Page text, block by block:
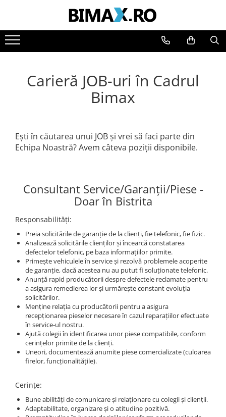
Toate Produsele
Triciclete Electrice
➔ Cu 1 Loc
➔ Adulti - 2 Locuri
➔ Adulti - cu Cabina
➔ Cu Cabina fara Permis
➔ Cu Cabina Inchisa
➔ Cu Remorca
➔ Cu Volan
➔ Fara Permis
➔ 4000W
⬇ MARCI
➔ Volta
➔ Kuba
➔ Jinpeng/AMR
➔ RDB
➔ Ruris
➔ Arora
Baterii
Camere
Carieră JOB-uri în Cadrul
Bimax
Ești în căutarea unui JOB și vrei să faci parte din
Echipa Noastră? Avem câteva poziții disponibile.
Consultant Service/Garanții/Piese -
Doar în Bistrita
Responsabilități:
Preia solicitările de garanție de la clienți, fie telefonic, fie fizic.
Analizează solicitările clienților și încearcă constatarea
defectelor telefonic, pe baza informațiilor primite.
Primește vehiculele în service și rezolvă problemele acoperite
de garanție, dacă acestea nu au putut fi soluționate telefonic.
Anunță rapid producătorii despre defectele reclamate pentru
a asigura remedierea lor și urmărește constant evoluția
solicitărilor.
Menține relația cu producătorii pentru a asigura
recepționarea pieselor necesare în cazul reparațiilor efectuate
în service-ul nostru.
Ajută colegii în identificarea unor piese compatibile, conform
cerințelor primite de la clienți.
Uneori, documentează anumite piese comercializate (culoarea
firelor, funcționalitățile).
Cerințe:
Bune abilități de comunicare și relaționare cu colegii și clienții.
Adaptabilitate, organizare și o atitudine pozitivă.